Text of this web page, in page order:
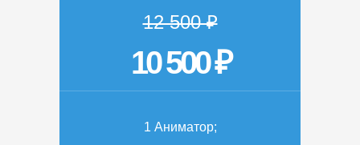
12 500 ₽
10 500 ₽
1 Аниматор;